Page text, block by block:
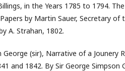
in the Years 1785 to 1794.
by Martin Sauer, Secretary of
A. Strahan, 1802.
George (sir), Narrative of a Jounery
and 1842. By Sir George